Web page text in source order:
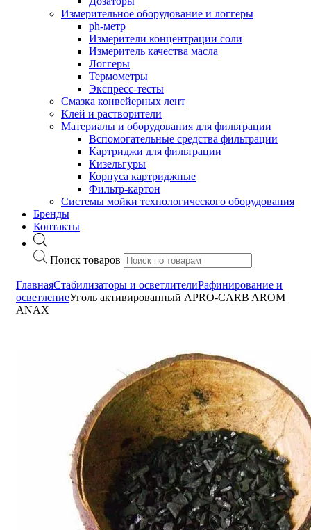
Измерительное оборудование и логгеры
ph-метр
Измерители концентрации соли
Измеритель качества масла
Логгеры
Термометры
Экспресс-тесты
Cмазка конвейерных лент
Клей и растворители
Материалы и оборудования для фильтрации
Вспомогательные средства фильтрации
Картриджи для фильтрации
Кизельгуры
Корпуса картриджные
Фильтр-картон
Системы мойки технологического оборудования
Бренды
Контакты
Поиск товаров
ГлавнаяCтабилизаторы и осветлителиРафинирование и
осветлениеУголь активированный APRO-CARB AROM
ANAX